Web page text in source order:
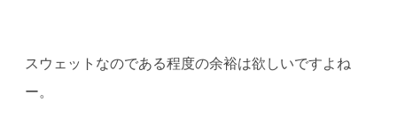
スウェットなのである程度の余裕は欲しいですよね
ー。